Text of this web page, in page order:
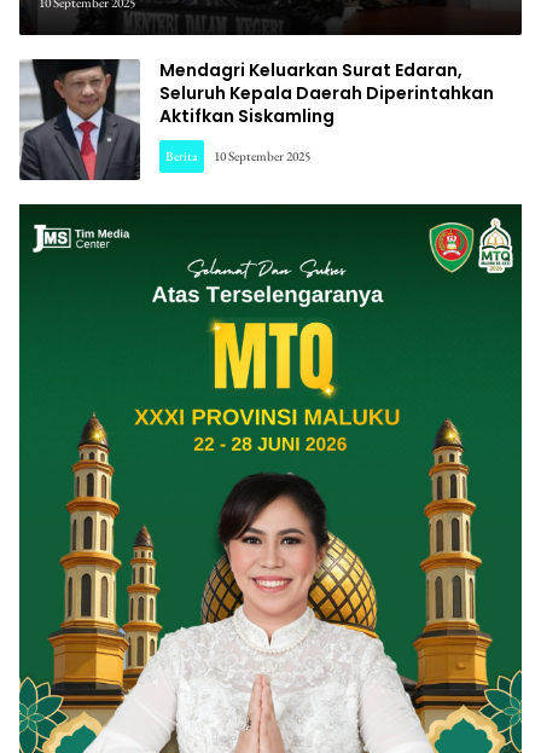
Anggota DPRD
Mendagri Keluarkan Surat Edaran,
Seluruh Kepala Daerah Diperintahkan
Aktifkan Siskamling
Berita 10 September 2025